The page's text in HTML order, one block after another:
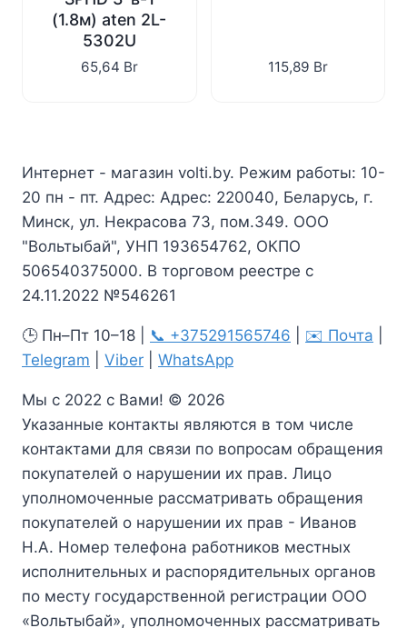
(1.8м) aten 2L-
5302U
65,64 Br 115,89 Br
Интернет - магазин volti.by. Режим работы: 10-
20 пн - пт. Адрес: Адрес: 220040, Беларусь, г.
Минск, ул. Некрасова 73, пом.349. ООО
"Вольтыбай", УНП 193654762, ОКПО
506540375000. В торговом реестре с
24.11.2022 №546261
🕒 Пн–Пт 10–18 | 📞 +375291565746 ✉️ Почта
Telegram
Viber WhatsApp
Мы с 2022 с Вами! © 2026
Указанные контакты являются в том числе
контактами для связи по вопросам обращения
покупателей о нарушении их прав. Лицо
уполномоченные рассматривать обращения
покупателей о нарушении их прав - Иванов
Н.А. Номер телефона работников местных
исполнительных и распорядительных органов
по месту государственной регистрации ООО
«Вольтыбай», уполномоченных рассматривать